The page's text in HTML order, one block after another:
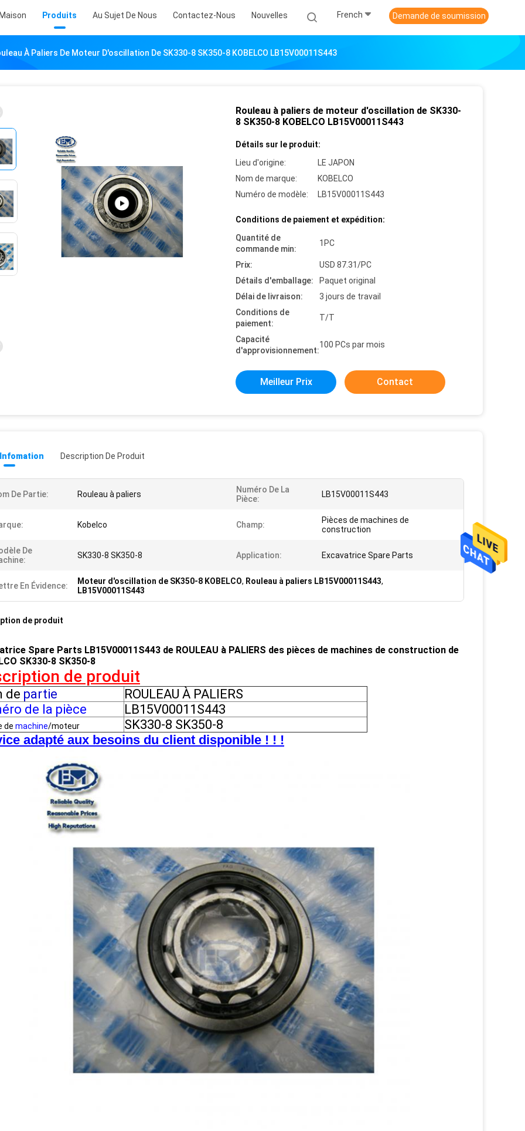
Maison Produits Au Sujet De Nous Contactez-Nous Nouvelles French Demande de soumission
À Paliers De Moteur D'oscillation De SK330-8 SK350-8 KOBELCO LB15V00011S443
Rouleau à paliers de moteur d'oscillation de SK330-
8 SK350-8 KOBELCO LB15V00011S443
Détails sur le produit:
Lieu d'origine:
LE JAPON
Nom de marque:
KOBELCO
Numéro de modèle:
LB15V00011S443
Conditions de paiement et expédition:
Quantité de
commande min:
1PC
Prix:
USD 87.31/PC
Détails d'emballage:
Paquet original
Délai de livraison:
3 jours de travail
Conditions de
paiement:
T/T
Capacité
d'approvisionnement:
100 PCs par mois
Meilleur Prix Contact
Description De Produit
De Partie: Rouleau à paliers
Numéro De La
Pièce:
LB15V00011S443
Kobelco Champ:
Pièces de machines de
construction
De
SK330-8 SK350-8 Application: Excavatrice Spare Parts
En Évidence: Moteur d'oscillation de SK350-8 KOBELCO, Rouleau à paliers LB15V00011S443,
LB15V00011S443
de produit
Spare Parts LB15V00011S443 de ROULEAU à PALIERS des pièces de machines de construction de
SK330-8 SK350-8
de produit
de partie
ROULEAU À PALIERS
de la pièce
LB15V00011S443
de machine/moteur
SK330-8 SK350-8
adapté aux besoins du client disponible ! ! !